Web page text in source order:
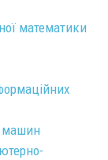
математики
машин